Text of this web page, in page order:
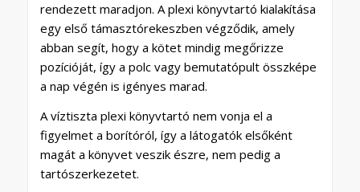
rendezett maradjon. A plexi könyvtartó kialakítása
egy első támasztórekeszben végződik, amely
abban segít, hogy a kötet mindig megőrizze
pozícióját, így a polc vagy bemutatópult összképe
a nap végén is igényes marad.
A víztiszta plexi könyvtartó nem vonja el a
figyelmet a borítóról, így a látogatók elsőként
magát a könyvet veszik észre, nem pedig a
tartószerkezetet.